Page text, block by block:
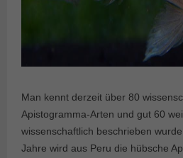
Man kennt derzeit über 80
Apistogramma-Arten und gut 60
wissenschaftlich beschrieben
Jahre wird aus Peru die hübsche